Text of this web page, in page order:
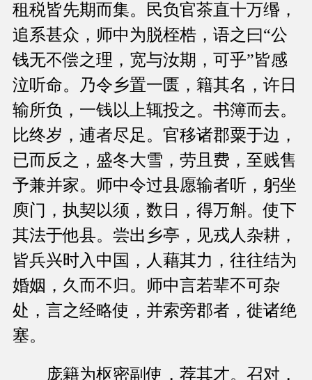
租税皆先期而集。民负官茶直十万缗，
追系甚众，师中为脱桎梏，语之曰“公
钱无不偿之理，宽与汝期，可乎”皆感
泣听命。乃令乡置一匮，籍其名，许日
输所负，一钱以上辄投之。书簿而去。
比终岁，逋者尽足。官移诸郡粟于边，
已而反之，盛冬大雪，劳且费，至贱售
予兼并家。师中令过县愿输者听，躬坐
庾门，执契以须，数日，得万斛。使下
其法于他县。尝出乡亭，见戎人杂耕，
皆兵兴时入中国，人藉其力，往往结为
婚姻，久而不归。师中言若辈不可杂
处，言之经略使，并索旁郡者，徙诸绝
塞。
庞籍为枢密副使，荐其才。召对，